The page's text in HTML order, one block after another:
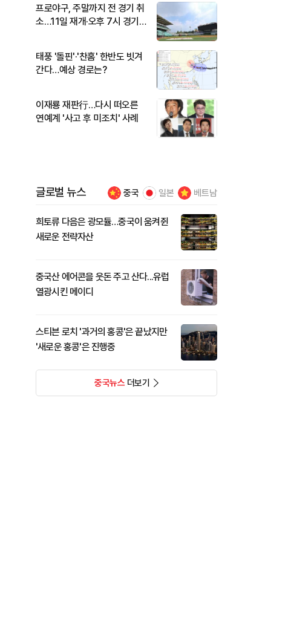
프로야구, 주말까지 전 경기 취
소…11일 재개·오후 7시 경기
태풍 '돌핀'·'찬홈' 한반도 빗겨
간다…예상 경로는?
이재룡 재판行…다시 떠오른
연예계 '사고 후 미조치' 사례
글로벌 뉴스 중국 일본 베트남
희토류 다음은 광모듈…중국이 움켜쥔
새로운 전략자산
중국산 에어콘을 웃돈 주고 산다...유럽
열광시킨 메이디
스티븐 로치 '과거의 홍콩'은 끝났지만
'새로운 홍콩'은 진행중
중국뉴스더보기